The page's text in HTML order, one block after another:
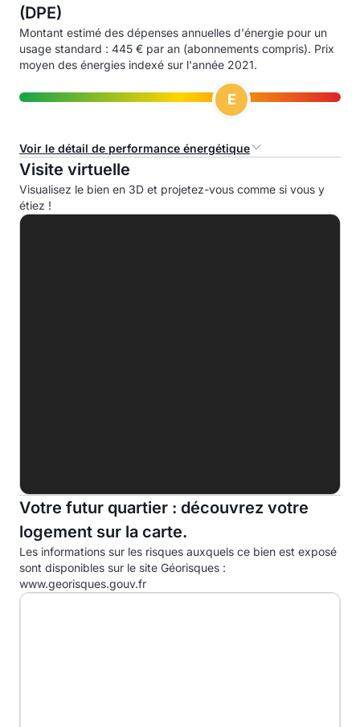
(DPE)
Montant estimé des dépenses annuelles d'énergie pour un
usage standard : 445 € par an (abonnements compris). Prix
moyen des énergies indexé sur l'année 2021.
E
Voir le détail de performance énergétique
Consommation d'énergie primaire (CEP)
A
C
D
E
F
Visite virtuelle
Visualisez le bien en 3D et projetez-vous comme si vous y
étiez !
Votre futur quartier : découvrez votre
logement sur la carte.
Les informations sur les risques auxquels ce bien est exposé
sont disponibles sur le site Géorisques :
www.georisques.gouv.fr